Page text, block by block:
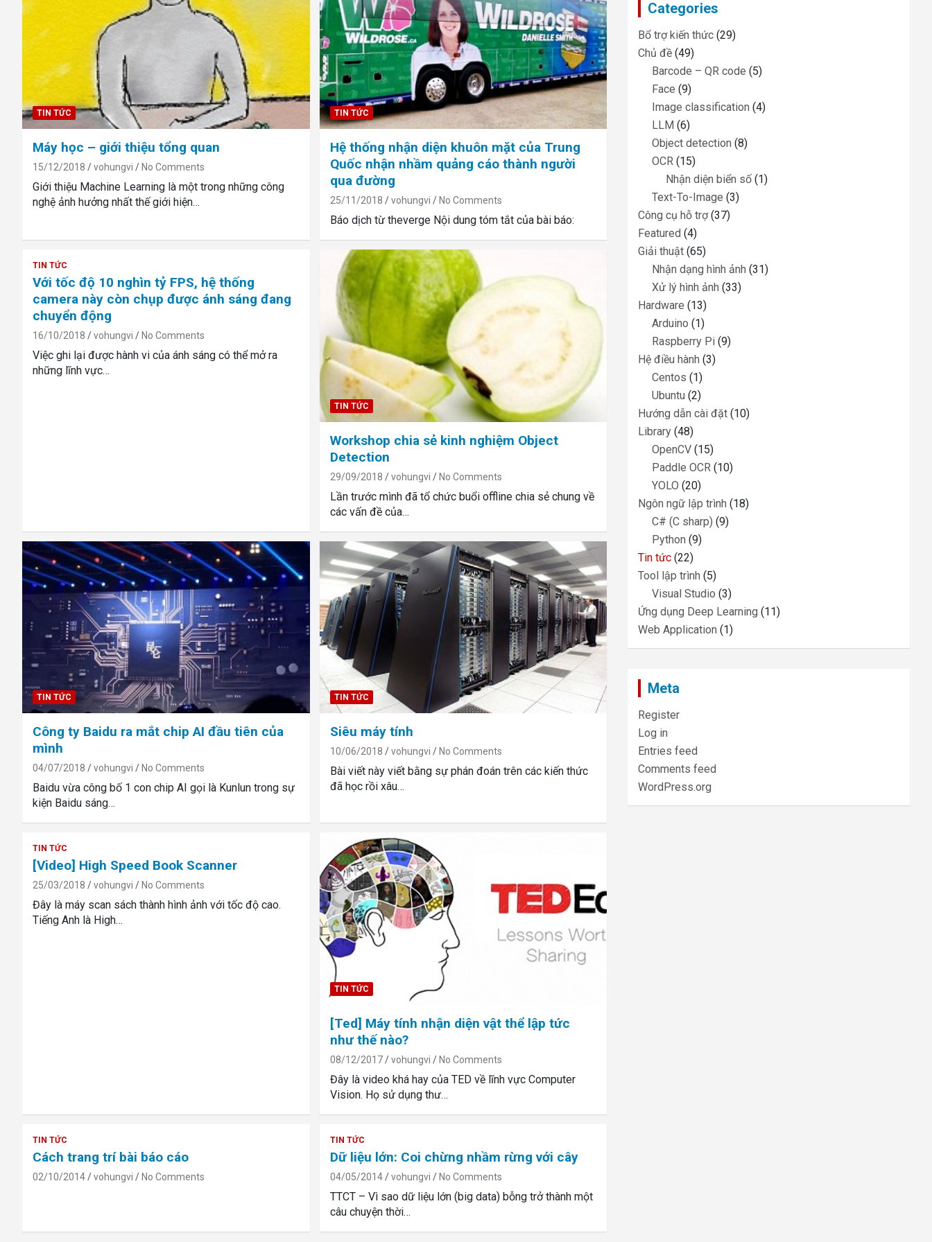
TIN TỨC
Máy học – giới thiệu tổng quan
15/12/2018 vohungvi No Comments
Giới thiệu Machine Learning là một trong những công
nghệ ảnh hưởng nhất thế giới hiện…
TIN TỨC
Hệ thống nhận diện khuôn mặt của Trung
Quốc nhận nhầm quảng cáo thành người
qua đường
25/11/2018 vohungvi No Comments
Báo dịch từ theverge Nội dung tóm tắt của bài báo:
TIN TỨC
Với tốc độ 10 nghìn tỷ FPS, hệ thống
camera này còn chụp được ánh sáng đang
chuyển động
16/10/2018 vohungvi No Comments
Việc ghi lại được hành vi của ánh sáng có thể mở ra
những lĩnh vực…
TIN TỨC
Workshop chia sẻ kinh nghiệm Object
Detection
29/09/2018 vohungvi No Comments
Lần trước mình đã tổ chức buổi offline chia sẻ chung về
các vấn đề của…
TIN TỨC
Công ty Baidu ra mắt chip AI đầu tiên của
mình
04/07/2018 vohungvi No Comments
Baidu vừa công bố 1 con chip AI gọi là Kunlun trong sự
kiện Baidu sáng…
TIN TỨC
Siêu máy tính
10/06/2018 vohungvi No Comments
Bài viết này viết bằng sự phán đoán trên các kiến thức
đã học rồi xâu…
TIN TỨC
[Video] High Speed Book Scanner
25/03/2018 vohungvi No Comments
Đây là máy scan sách thành hình ảnh với tốc độ cao.
Tiếng Anh là High…
TIN TỨC
[Ted] Máy tính nhận diện vật thể lập tức
như thế nào?
08/12/2017 vohungvi No Comments
Đây là video khá hay của TED về lĩnh vực Computer
Vision. Họ sử dụng thư…
TIN TỨC
Cách trang trí bài báo cáo
02/10/2014 vohungvi No Comments
TIN TỨC
Dữ liệu lớn: Coi chừng nhầm rừng với cây
04/05/2014 vohungvi No Comments
TTCT – Vì sao dữ liệu lớn (big data) bỗng trở thành một
câu chuyện thời…
Categories
Bổ trợ kiến thức (29)
Chủ đề (49)
Barcode – QR code (5)
Face (9)
Image classification (4)
LLM (6)
Object detection (8)
OCR (15)
Nhận diện biển số (1)
Text-To-Image (3)
Công cụ hỗ trợ(37)
Featured (4)
Giải thuật (65)
Nhận dạng hình ảnh (31)
Xử lý hình ảnh (33)
Hardware (13)
Arduino (1)
Raspberry Pi (9)
Hệ điều hành (3)
Centos (1)
Ubuntu (2)
Hướng dẫn cài đặt (10)
Library (48)
OpenCV (15)
Paddle OCR (10)
YOLO (20)
Ngôn ngữ lập trình (18)
C# (C sharp) (9)
Python (9)
Tin tức (22)
Tool lập trình (5)
Visual Studio (3)
Ứng dụng Deep Learning (11)
Web Application (1)
Meta
Register
Log in
Entries feed
Comments feed
WordPress.org